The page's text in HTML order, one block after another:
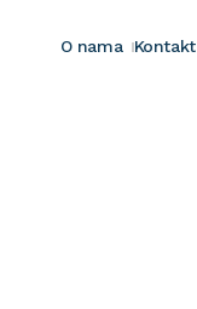
O nama Kontakt